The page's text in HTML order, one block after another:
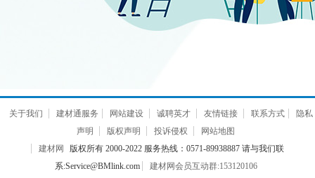
关于我们 建材通服务 网站建设 诚聘英才 友情链接 联系方式
隐私
声明
版权声明 投诉侵权
网站地图
建材网
版权所有 2000-2022 服务热线：0571-89938887 请与我们联
系:Service@BMlink.com
建材网会员互动群:153120106